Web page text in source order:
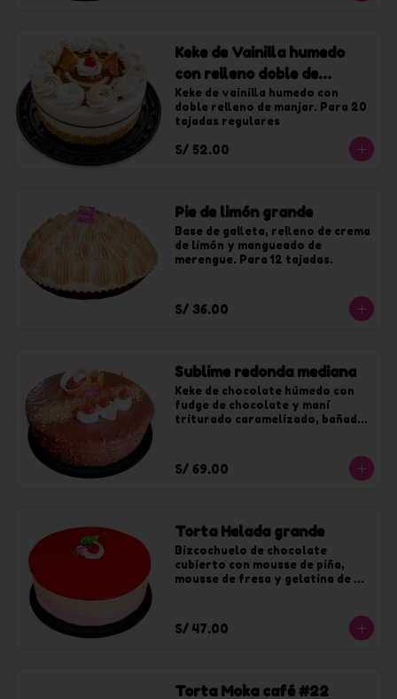
Keke de Vainilla humedo
con relleno doble de
manjar mediano
Keke de vainilla humedo con
doble relleno de manjar. Para 20
tajadas regulares
S/ 52.00
Pie de limón grande
Base de galleta, relleno de crema
de limón y mangueado de
merengue. Para 12 tajadas.
S/ 36.00
Sublime redonda mediana
Keke de chocolate húmedo con
fudge de chocolate y maní
triturado caramelizado, bañado
S/ 69.00
Torta Helada grande
Bizcochuelo de chocolate
cubierto con mousse de piña,
mousse de fresa y gelatina de
S/ 47.00
Torta Moka café #22